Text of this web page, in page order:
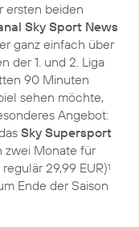
ersten beiden
Sky Sport News
ganz einfach über
der 1. und 2. Liga
90 Minuten
sehen möchte,
Angebot:
Sky Supersport
zwei Monate für
29,99 EUR)1
Ende der Saison